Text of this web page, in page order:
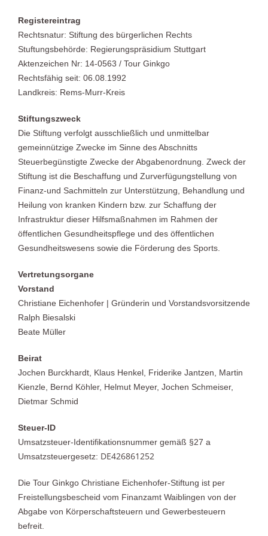
Registereintrag
Rechtsnatur: Stiftung des bürgerlichen Rechts
Stuftungsbehörde: Regierungspräsidium Stuttgart
Aktenzeichen Nr: 14-0563 / Tour Ginkgo
Rechtsfähig seit: 06.08.1992
Landkreis: Rems-Murr-Kreis
Stiftungszweck
Die Stiftung verfolgt ausschließlich und unmittelbar
gemeinnützige Zwecke im Sinne des Abschnitts
Steuerbegünstigte Zwecke der Abgabenordnung. Zweck der
Stiftung ist die Beschaffung und Zurverfügungstellung von
Finanz-und Sachmitteln zur Unterstützung, Behandlung und
Heilung von kranken Kindern bzw. zur Schaffung der
Infrastruktur dieser Hilfsmaßnahmen im Rahmen der
öffentlichen Gesundheitspflege und des öffentlichen
Gesundheitswesens sowie die Förderung des Sports.
Vertretungsorgane
Vorstand
Christiane Eichenhofer | Gründerin und Vorstandsvorsitzende
Ralph Biesalski
Beate Müller
Beirat
Jochen Burckhardt, Klaus Henkel, Friderike Jantzen, Martin
Kienzle, Bernd Köhler, Helmut Meyer, Jochen Schmeiser,
Dietmar Schmid
Steuer-ID
Umsatzsteuer-Identifikationsnummer gemäß §27 a
Umsatzsteuergesetz: DE426861252
Die Tour Ginkgo Christiane Eichenhofer-Stiftung ist per
Freistellungsbescheid vom Finanzamt Waiblingen von der
Abgabe von Körperschaftsteuern und Gewerbesteuern
befreit.